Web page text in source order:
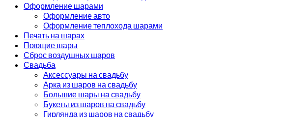
Оформление шарами
Оформление авто
Оформление теплохода шарами
Печать на шарах
Поющие шары
Сброс воздушных шаров
Свадьба
Аксессуары на свадьбу
Арка из шаров на свадьбу
Большие шары на свадьбу
Букеты из шаров на свадьбу
Гирлянда из шаров на свадьбу